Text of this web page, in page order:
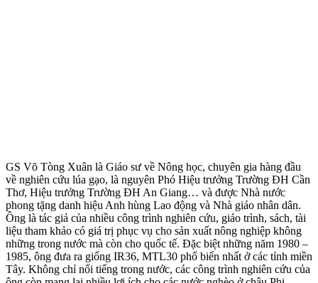
GS Võ Tòng Xuân là Giáo sư về Nông học, chuyên gia hàng đầu
về nghiên cứu lúa gạo, là nguyên Phó Hiệu trưởng Trường ĐH Cần
Thơ, Hiệu trưởng Trường ĐH An Giang… và được Nhà nước
phong tặng danh hiệu Anh hùng Lao động và Nhà giáo nhân dân.
Ông là tác giả của nhiều công trình nghiên cứu, giáo trình, sách, tài
liệu tham khảo có giá trị phục vụ cho sản xuất nông nghiệp không
những trong nước mà còn cho quốc tế. Đặc biệt những năm 1980 –
1985, ông đưa ra giống IR36, MTL30 phổ biến nhất ở các tỉnh miền
Tây. Không chỉ nổi tiếng trong nước, các công trình nghiên cứu của